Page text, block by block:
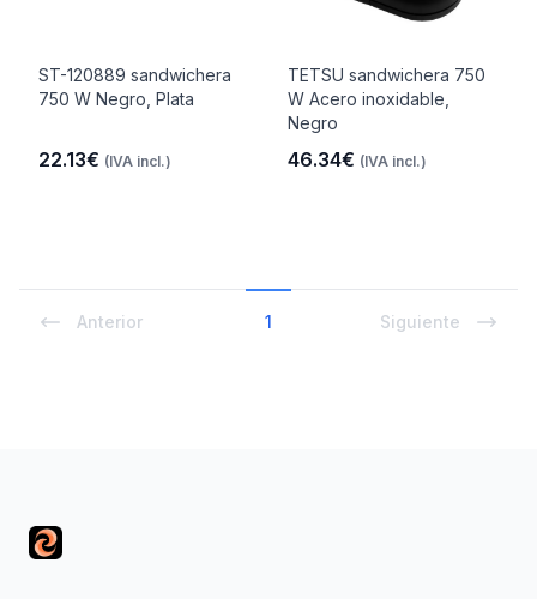
ST-120889 sandwichera
750 W Negro, Plata
22.13€ (IVA incl.)
TETSU sandwichera 750
W Acero inoxidable,
Negro
46.34€ (IVA incl.)
Anterior 1 Siguiente